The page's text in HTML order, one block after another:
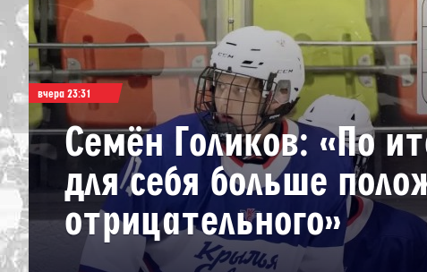
Дивизион Серебряный
Академия СКА
АКМ-Юниор
Амурские Тигры
Красная Машина-Юниор
Крылья Советов
МХК Динамо-Карелия
МХК Спартак-МАХ
Сахалинские Акулы
вчера 23:31
Семён Голиков: «По
для себя больше
отрицательного»